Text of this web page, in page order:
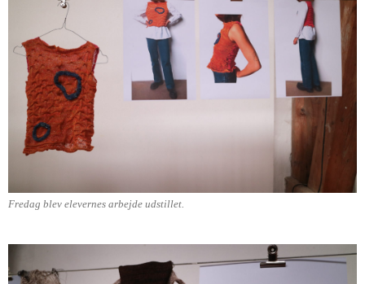
Fredag blev elevernes arbejde udstillet.